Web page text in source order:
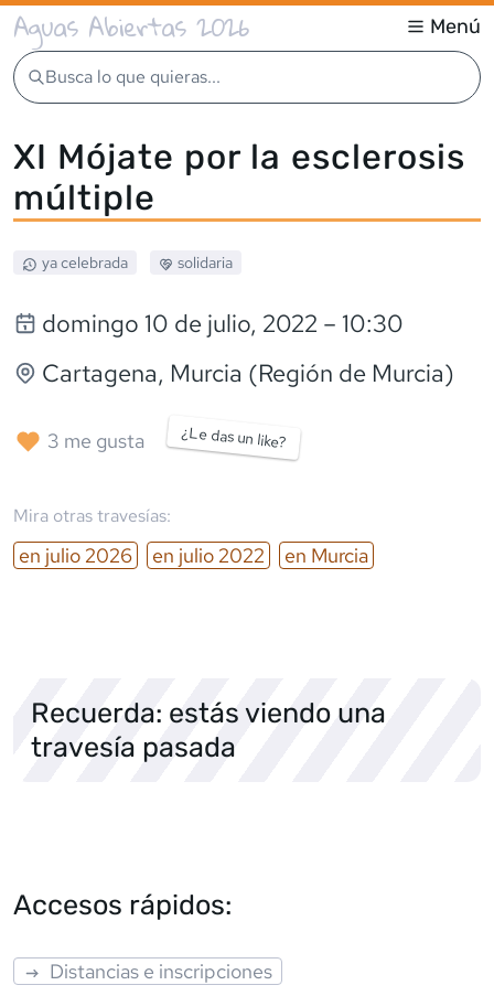
Aguas Abiertas 2026 Menú
Busca lo que quieras...
XI Mójate por la esclerosis
múltiple
ya celebrada solidaria
domingo 10 de julio, 2022 – 10:30
Cartagena, Murcia (Región de Murcia)
3 me gusta ¿Le das un like?
Mira otras travesías:
en julio 2026 en julio 2022 en Murcia
Recuerda: estás viendo una
travesía pasada
Accesos rápidos:
Distancias e inscripciones